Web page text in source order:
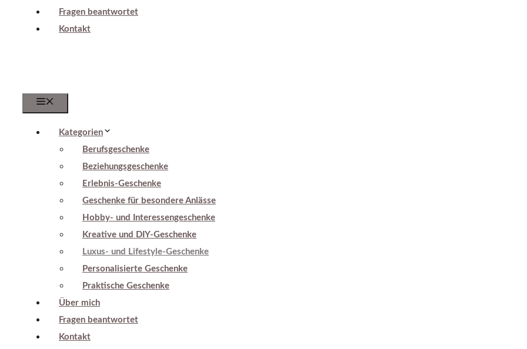
Fragen beantwortet
Kontakt
Kategorien
Berufsgeschenke
Beziehungsgeschenke
Erlebnis-Geschenke
Geschenke für besondere Anlässe
Hobby- und Interessengeschenke
Kreative und DIY-Geschenke
Luxus- und Lifestyle-Geschenke
Personalisierte Geschenke
Praktische Geschenke
Über mich
Fragen beantwortet
Kontakt